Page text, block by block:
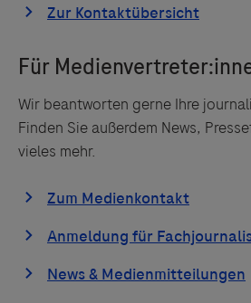
Wir beantworten gerne Ihre
Finden Sie außerdem News,
vieles mehr.